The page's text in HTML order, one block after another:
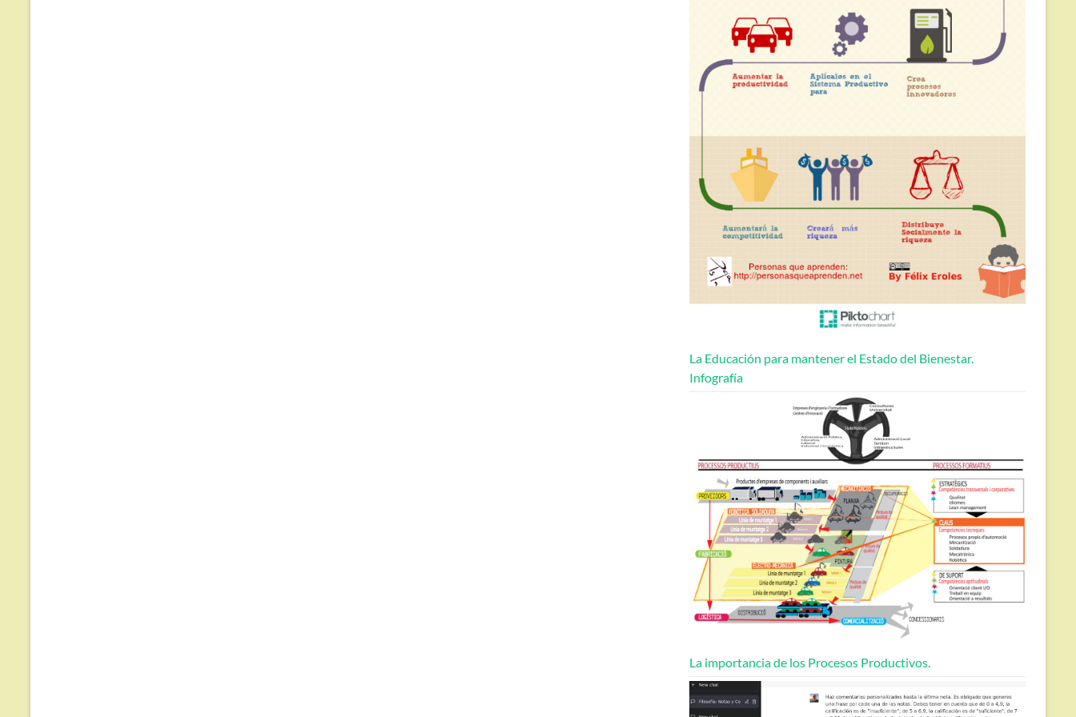
La Educación para mantener el Estado del Bienestar.
Infografía
La importancia de los Procesos Productivos.